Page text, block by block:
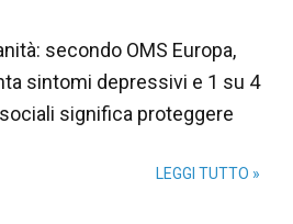
secondo OMS Europa,
sintomi depressivi e 1 su 4
significa proteggere
LEGGI TUTTO »